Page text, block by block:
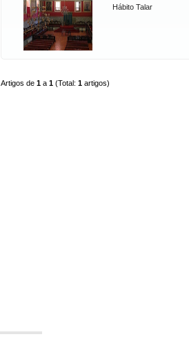
Hábito Talar
Artigos de 1 a 1 (Total: 1 artigos)